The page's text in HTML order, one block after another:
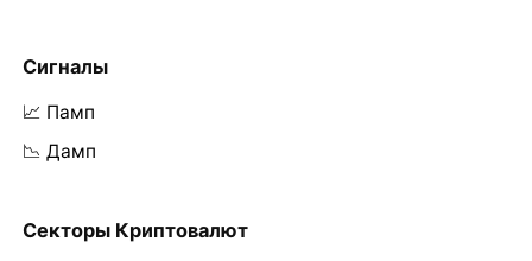
Сигналы
📈 Памп
📉 Дамп
Секторы Криптовалют